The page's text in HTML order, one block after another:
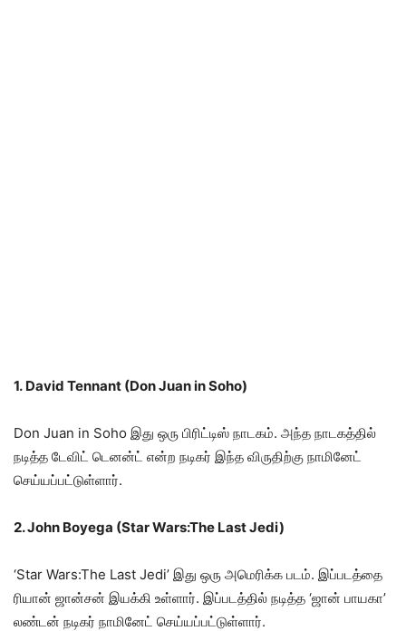
1. David Tennant (Don Juan in Soho)
Don Juan in Soho இது ஒரு பிரிட்டிஸ் நாடகம். அந்த நாடகத்தில்
நடித்த டேவிட் டெனன்ட் என்ற நடிகர் இந்த விருதிற்கு நாமினேட்
செய்யப்பட்டுள்ளார்.
2. John Boyega (Star Wars:The Last Jedi)
‘Star Wars:The Last Jedi’ இது ஒரு அமெரிக்க படம். இப்படத்தை
ரியான் ஜான்சன் இயக்கி உள்ளார். இப்படத்தில் நடித்த ‘ஜான் பாயகா’
லண்டன் நடிகர் நாமினேட் செய்யப்பட்டுள்ளார்.